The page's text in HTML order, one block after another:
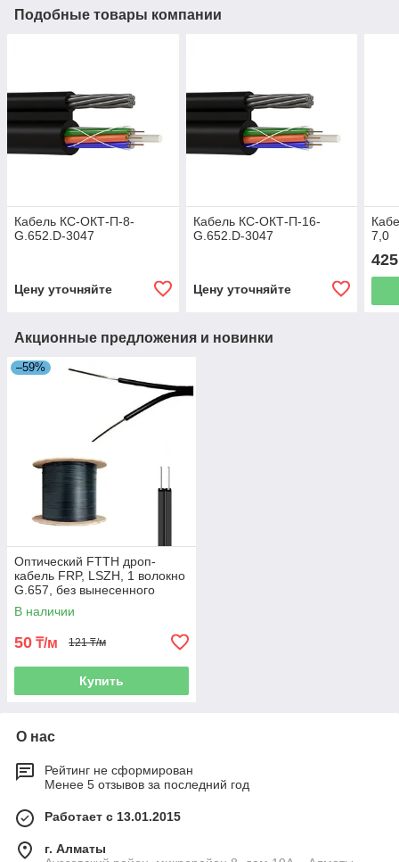
Подобные товары компании
Кабель КС-ОКТ-П-8-
G.652.D-3047
Цену уточняйте
Кабель КС-ОКТ-П-16-
G.652.D-3047
Цену уточняйте
7,0
Акционные предложения и новинки
–59%
Оптический FTTH дроп-
кабель FRP, LSZH, 1 волокно
G.657, без вынесенного
силового элемента
В наличии
50 ₸/м 121 ₸/м
Купить
О нас
Рейтинг не сформирован
Менее 5 отзывов за последний год
Работает с 13.01.2015
г. Алматы